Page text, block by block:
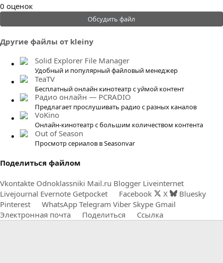
0
.
0
0
з
0 оценок
Обсудить файл
Другие файлы от kleiny
Solid Explorer File Manager
Удобный и популярный файловый менеджер
TeaTV
Бесплатный онлайн кинотеатр с уймой контент
Радио онлайн — PCRADIO
Предлагает прослушивать радио с разных каналов
VoKino
Онлайн-кинотеатр с большим количеством контента
Out of Season
Просмотр сериалов в Seasonvar
Поделиться файлом
Vkontakte Odnoklassniki Mail.ru Blogger Liveinternet
Livejournal Evernote Getpocket Facebook X
Bluesky
Pinterest
WhatsApp Telegram Viber Skype Gmail
Электронная почта
Поделиться Ссылка